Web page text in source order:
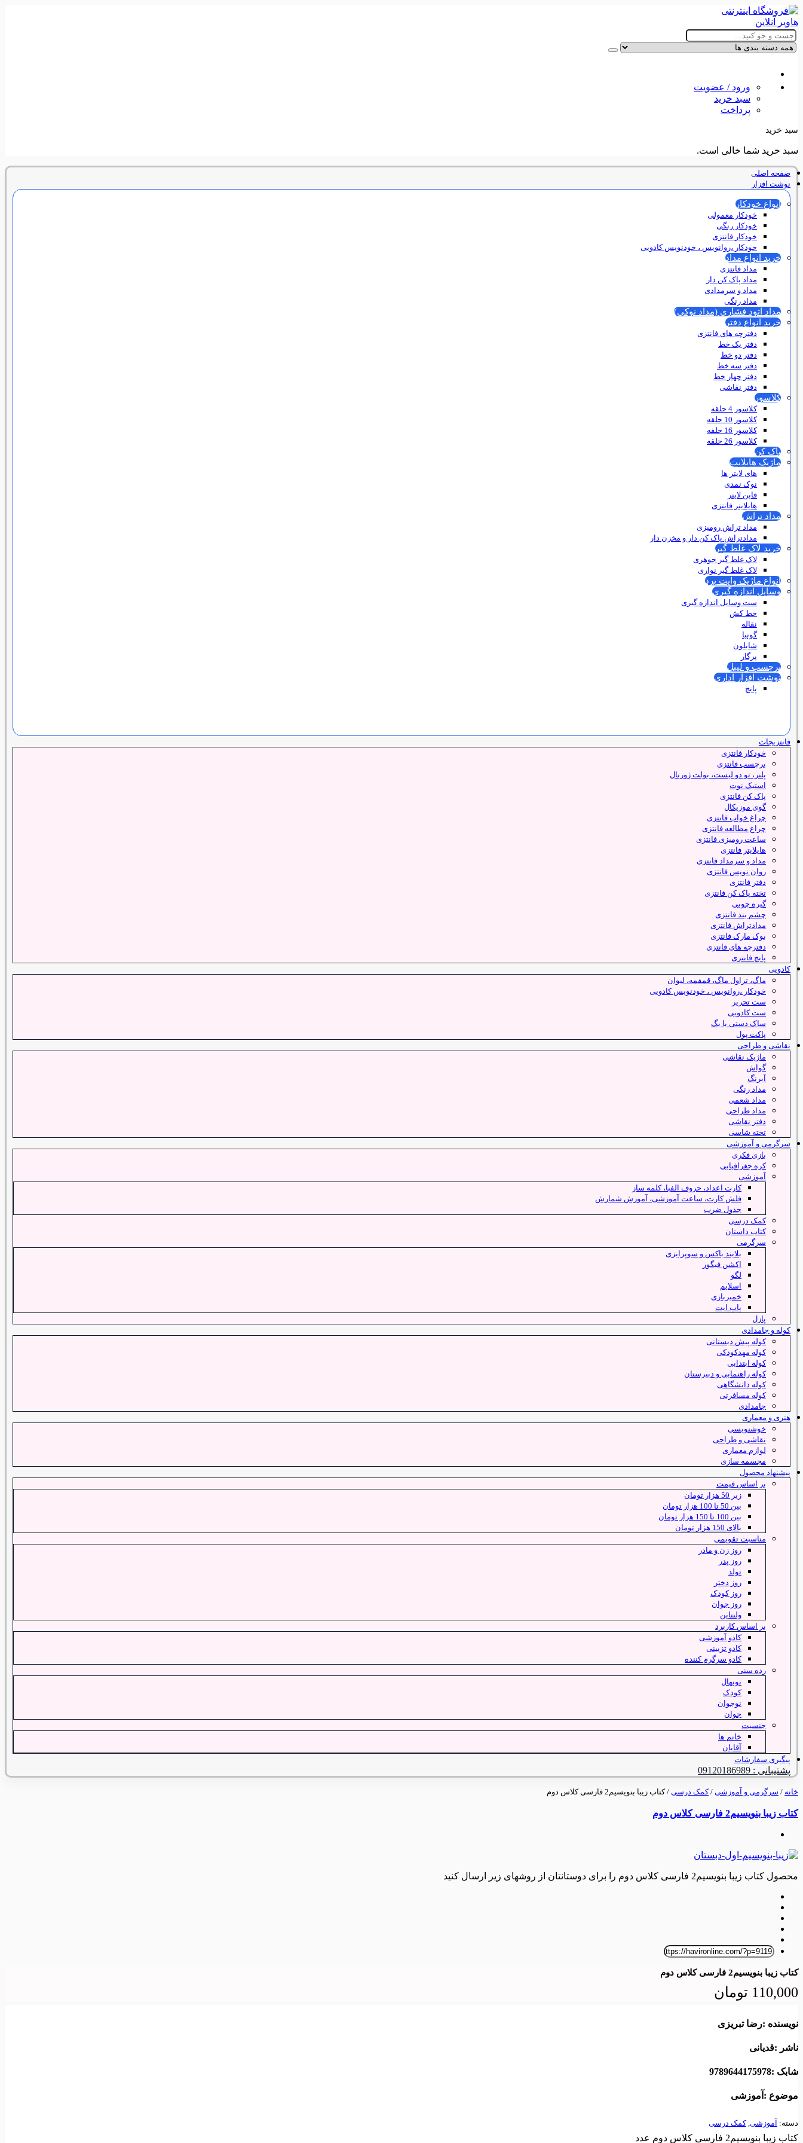
ورود / عضویت
سبد خرید
پرداخت
سبد خرید
سبد خرید شما خالی است.
صفحه اصلی
نوشت افزار
انواع خودکار
خودکار معمولی
خودکار رنگی
خودکار فانتزی
خودکار ،روانویس ، خودنویس کادویی
خرید انواع مداد
مداد فانتزی
مداد پاک کن دار
مداد و سرمدادی
مداد رنگی
مداد اتود فشاری (مداد نوکی)
خرید انواع دفتر
دفترچه های فانتزی
دفتر یک خط
دفتر دو خط
دفتر سه خط
دفتر چهار خط
دفتر نقاشی
کلاسور
کلاسور 4 حلقه
کلاسور 10 حلقه
کلاسور 16 حلقه
کلاسور 26 حلقه
پاک کن
ماژیک هایلایت
های لایتر ها
نوک نمدی
فاین لاینر
هایلایتر فانتزی
مداد تراش
مداد تراش رومیزی
مدادتراش پاک کن دار و مخزن دار
خرید لاک غلط گیر
لاک غلط گیر جوهری
لاک غلط گیر نواری
انواع ماژیک وایت برد
وسایل اندازه گیری
ست وسایل اندازه گیری
خط کش
نقاله
گونیا
شابلون
پرگار
برچسب و لیبل
نوشت افزار اداری
پانچ
فانتزیجات
خودکار فانتزی
برچسب فانتزی
پلنر، تو دو لیست، بولت ژورنال
استیک نوت
پاک کن فانتزی
گوی موزیکال
چراغ خواب فانتزی
چراغ مطالعه فانتزی
ساعت رومیزی فانتزی
هایلایتر فانتزی
مداد و سرمداد فانتزی
روان نویس فانتزی
دفتر فانتزی
تخته پاک کن فانتزی
گیره چوبی
چشم بند فانتزی
مدادتراش فانتزی
بوک مارک فانتزی
دفترچه های فانتزی
پانچ فانتزی
کادویی
ماگ، تراول ماگ، قمقمه، لیوان
خودکار ،روانویس ، خودنویس کادویی
ست تحریر
ست کادویی
ساک دستی یا بگ
پاکت پول
نقاشی و طراحی
ماژیک نقاشی
گواش
آبرنگ
مداد رنگی
مداد شعمی
مداد طراحی
دفتر نقاشی
تخته شاسی
سرگرمی و آموزشی
بازی فکری
کره جغرافیایی
آموزشی
کارت اعداد، حروف الفبا، کلمه ساز
فلش کارت، ساعت آموزشی، آموزش شمارش
جدول ضرب
کمک درسی
کتاب داستان
سرگرمی
بلایند باکس و سوپرایزی
اکشن فیگور
لگو
اسلایم
خمیربازی
پاپ ایت
پازل
کوله و جامدادی
کوله پیش دبستانی
کوله مهدکودکی
کوله ابتدایی
کوله راهنمایی و دبیرستان
کوله دانشگاهی
کوله مسافرتی
جامدادی
هنری و معماری
خوشنویسی
نقاشی و طراحی
لوازم معماری
مجسمه سازی
پیشنهاد محصول
بر اساس قیمت
زیر 50 هزار تومان
بین 50 تا 100 هزار تومان
بین 100 تا 150 هزار تومان
بالای 150 هزار تومان
مناسبت تقویمی
روز زن و مادر
روز پدر
تولد
روز دختر
روز کودک
روز جوان
ولنتاین
بر اساس کاربرد
کادو آموزشی
کادو تزیینی
کادو سرگرم کننده
رده سنی
نونهال
کودک
نوجوان
جوان
جنسیت
خانم ها
آقایان
پیگیری سفارشات
پشتیبانی : 09120186989
خانه / سرگرمی و آموزشی /کمک درسی / کتاب زیبا بنویسیم2 فارسی کلاس دوم
کتاب زیبا بنویسیم2 فارسی کلاس دوم
محصول کتاب زیبا بنویسیم2 فارسی کلاس دوم را برای دوستانتان از روشهای زیر ارسال کنید
کتاب زیبا بنویسیم2 فارسی کلاس دوم
110,000 تومان
نویسنده :رضا تبریزی
ناشر :قدیانی
شابک :9789644175978
موضوع :آموزشی
دسته: آموزشی ,کمک درسی
کتاب زیبا بنویسیم2 فارسی کلاس دوم عدد